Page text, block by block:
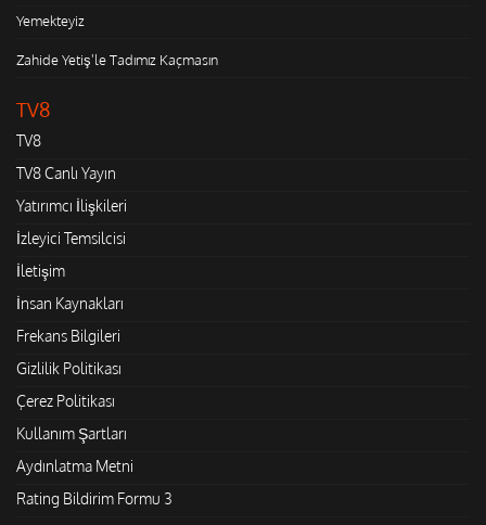
Yemekteyiz
Zahide Yetiş'le Tadımız Kaçmasın
TV8
TV8
TV8 Canlı Yayın
Yatırımcı İlişkileri
İzleyici Temsilcisi
İletişim
İnsan Kaynakları
Frekans Bilgileri
Gizlilik Politikası
Çerez Politikası
Kullanım Şartları
Aydınlatma Metni
Rating Bildirim Formu 3